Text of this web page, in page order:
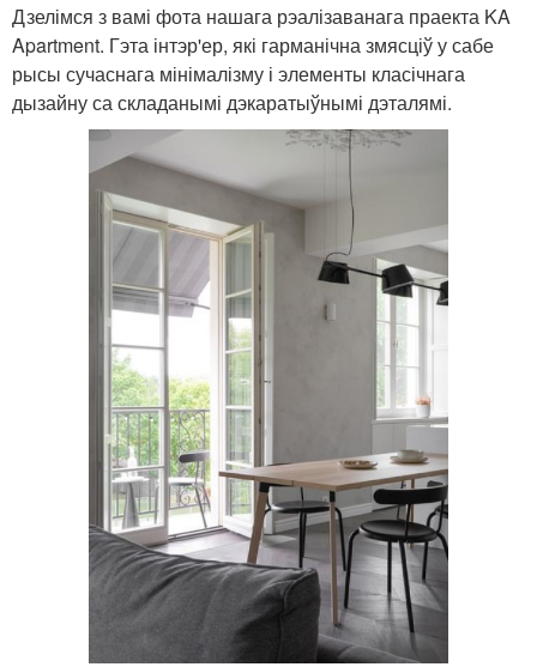
Дзелімся з вамі фота нашага рэалізаванага праекта KA
Apartment. Гэта інтэр'ер, які гарманічна змясціў у сабе
рысы сучаснага мінімалізму і элементы класічнага
дызайну са складанымі дэкаратыўнымі дэталямі.